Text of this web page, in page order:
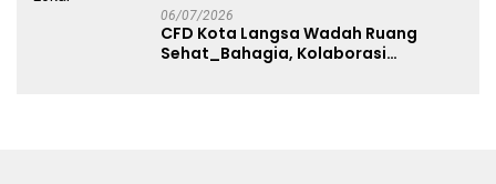
06/07/2026
CFD Kota Langsa Wadah Ruang
Sehat_Bahagia, Kolaborasi